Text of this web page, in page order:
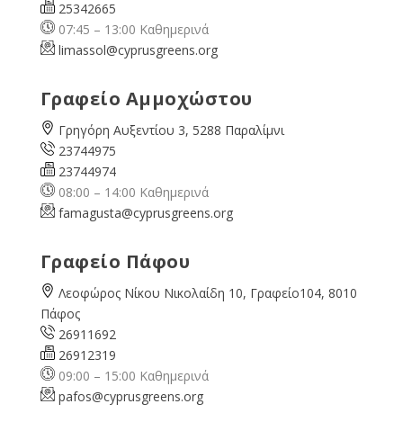
25342665
07:45 – 13:00 Καθημερινά
limassol@cyprusgreens.org
Γραφείο Αμμοχώστου
Γρηγόρη Αυξεντίου 3, 5288 Παραλίμνι
23744975
23744974
08:00 – 14:00 Καθημερινά
famagusta@cyprusgreens.org
Γραφείο Πάφου
Λεοφώρος Νίκου Νικολαίδη 10, Γραφείο104, 8010
Πάφος
26911692
26912319
09:00 – 15:00 Καθημερινά
pafos@cyprusgreens.org